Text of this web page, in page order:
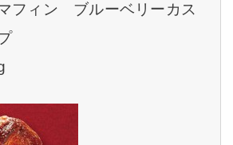
フィン ブルーベリーカス